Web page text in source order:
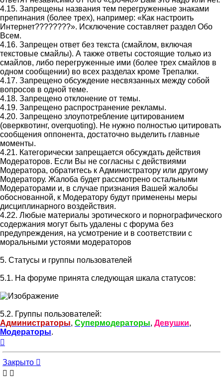
4.15. Запрещены названия тем перегруженные знаками
препинания (более трех), например: «Как настроить
Интернет????????». Исключение составляет раздел Обо
Всем.
4.16. Запрещен ответ без текста (смайлом, включая
текстовые смайлы). А также ответы состоящие только из
смайлов, либо перегруженные ими (более трех смайлов в
одном сообщении) во всех разделах кроме Трепалки.
4.17. Запрещено обсуждение несвязанных между собой
вопросов в одной теме.
4.18. Запрещено отклонение от темы.
4.19. Запрещено распространение рекламы.
4.20. Запрещено злоупотребление цитированием
(оверквотинг, overquoting). Не нужно полностью цитировать
сообщения оппонента, достаточно выделить главные
моменты.
4.21. Категорически запрещается обсуждать действия
Модераторов. Если Вы не согласны с действиями
Модератора, обратитесь к Администратору или другому
Модератору. Жалоба будет рассмотрено остальными
Модераторами и, в случае признания Вашей жалобы
обоснованной, к Модератору будут применены меры
дисциплинарного воздействия.
4.22. Любые материалы эротического и порнографического
содержания могут быть удалены с форума без
предупреждения, на усмотрение и в соответствии с
моральными устоями модераторов
5. Статусы и группы пользователей
5.1. На форуме принята следующая шкала статусов:
5.2. Группы пользователей:
Администраторы, Супермодераторы, Девушки,
Модераторы.
началу
Закрыто